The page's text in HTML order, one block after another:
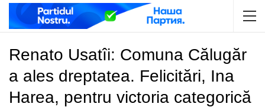
Renato Usatîi: Comuna Călugăr
a ales dreptatea. Felicitări, Ina
Harea, pentru victoria categorică